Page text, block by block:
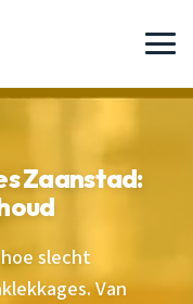
Zaanstad:
slecht
Van